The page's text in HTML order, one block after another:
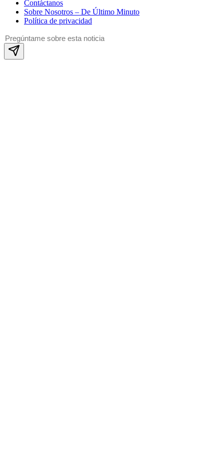
Contáctanos
Sobre Nosotros – De Último Minuto
Política de privacidad